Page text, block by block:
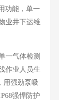
功能，单一
业井下运维
一气体检测
作业人员生
用强劲泵吸
强悍防护